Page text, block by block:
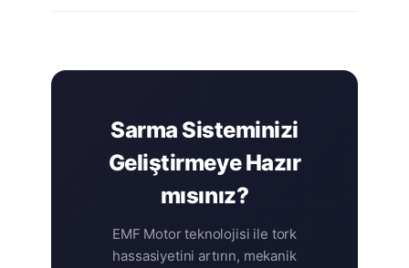
Sarma Sisteminizi
Geliştirmeye Hazır
mısınız?
EMF Motor teknolojisi ile tork
hassasiyetini artırın, mekanik